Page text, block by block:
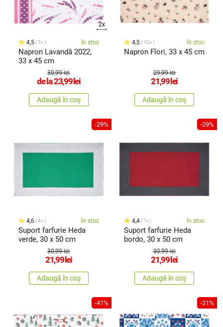
2x
4,5 7x în stoc
Napron Lavandă 2022,
33 x 45 cm
30,99 lei
de la23,99 lei
Adaugă în coș
4,5 12x în stoc
Napron Flori, 33 x 45 cm
29,99 lei
21,99 lei
Adaugă în coș
-29%
4,6 4x în stoc
Suport farfurie Heda
verde, 30 x 50 cm
30,99 lei
21,99 lei
Adaugă în coș
-29%
4,4 7x în stoc
Suport farfurie Heda
bordo, 30 x 50 cm
30,99 lei
21,99 lei
Adaugă în coș
-41% -31%